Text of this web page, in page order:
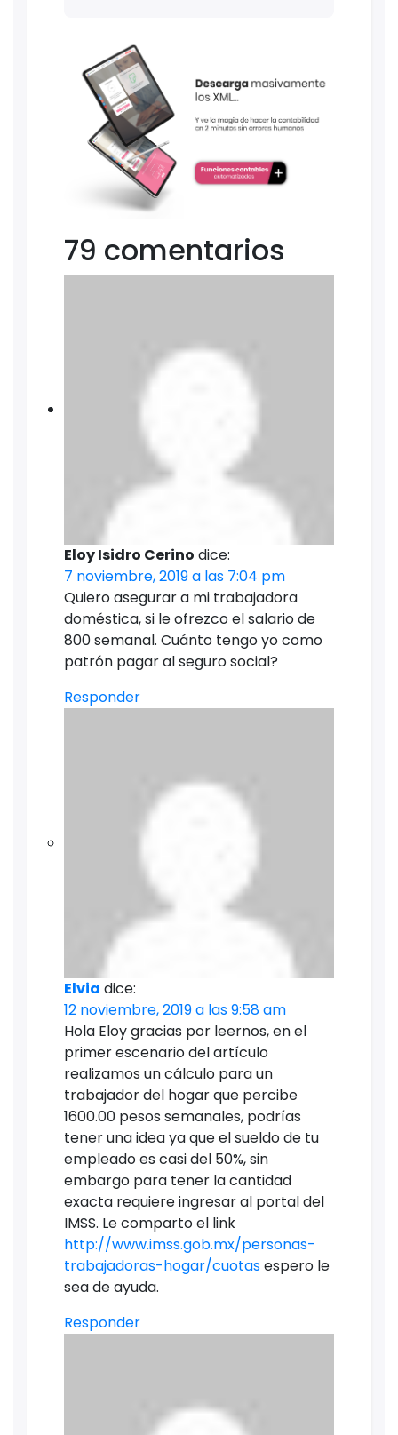
79 comentarios
Eloy Isidro Cerino dice:
7 noviembre, 2019 a las 7:04 pm
Quiero asegurar a mi trabajadora
doméstica, si le ofrezco el salario de
800 semanal. Cuánto tengo yo como
patrón pagar al seguro social?
Responder
Elvia dice:
12 noviembre, 2019 a las 9:58 am
Hola Eloy gracias por leernos, en el
primer escenario del artículo
realizamos un cálculo para un
trabajador del hogar que percibe
1600.00 pesos semanales, podrías
tener una idea ya que el sueldo de tu
empleado es casi del 50%, sin
embargo para tener la cantidad
exacta requiere ingresar al portal del
IMSS. Le comparto el link
http://www.imss.gob.mx/personas-
trabajadoras-hogar/cuotasespero le
sea de ayuda.
Responder